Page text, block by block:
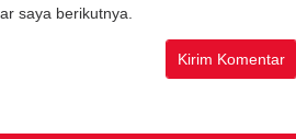
saya berikutnya.